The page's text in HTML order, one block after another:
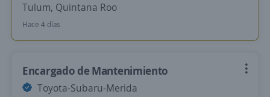
Tulum, Quintana Roo
Hace 4 días
Encargado de Mantenimiento
Toyota-Subaru-Merida